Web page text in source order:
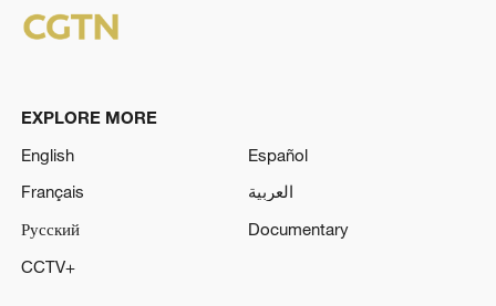
EXPLORE MORE
English
Español
Français
العربية
Русский
Documentary
CCTV+